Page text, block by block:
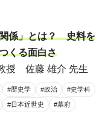
係」とは？ 史料を
くる面白さ
授 佐藤 雄介 先生
#歴史学 #政治 #史学科
#日本近世史 #幕府